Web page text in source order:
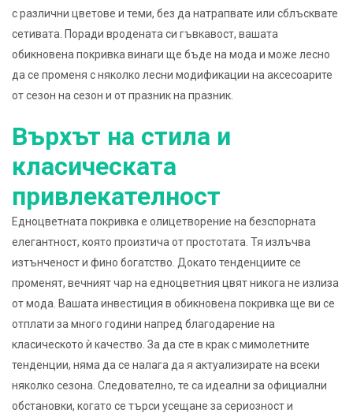
с различни цветове и теми, без да натрапвате или сблъсквате
сетивата. Поради вродената си гъвкавост, вашата
обикновена покривка винаги ще бъде на мода и може лесно
да се променя с няколко лесни модификации на аксесоарите
от сезон на сезон и от празник на празник.
Върхът на стила и
класическата
привлекателност
Едноцветната покривка е олицетворение на безспорната
елегантност, която произтича от простотата. Тя излъчва
изтънченост и фино богатство. Докато тенденциите се
променят, вечният чар на едноцветния цвят никога не излиза
от мода. Вашата инвестиция в обикновена покривка ще ви се
отплати за много години напред благодарение на
класическото ѝ качество. За да сте в крак с мимолетните
тенденции, няма да се налага да я актуализирате на всеки
няколко сезона. Следователно, те са идеални за официални
обстановки, когато се търси усещане за сериозност и